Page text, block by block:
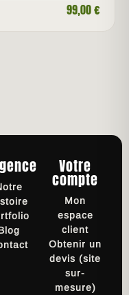
99,00€
Votre
compte
Mon
espace
client
Obtenir un
devis (site
sur-
mesure)